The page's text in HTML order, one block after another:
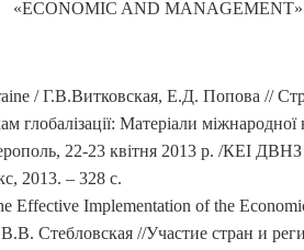
«ECONOMIC AND MANAGEMENT»
/ Г.В.Витковская, Е.Д. Попова //
глобалізації: Матеріали міжнародної
22-23 квітня 2013 р. /КЕІ
2013. – 328 с.
Effective Implementation of the
Стебловская //Участие стран и